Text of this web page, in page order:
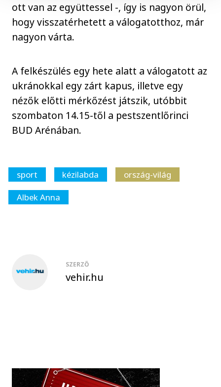
ott van az együttessel -, így is nagyon örül,
hogy visszatérhetett a válogatotthoz, már
nagyon várta.
A felkészülés egy hete alatt a válogatott az
ukránokkal egy zárt kapus, illetve egy
nézők előtti mérkőzést játszik, utóbbit
szombaton 14.15-től a pestszentlőrinci
BUD Arénában.
sport kézilabda
ország-világ
Albek Anna
SZERZŐ
vehir.hu